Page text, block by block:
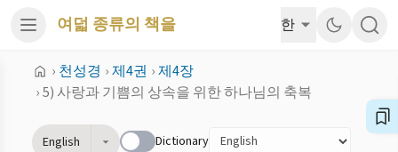
여덟 종류의 책을 한
› 천성경 ›제4권 ›제4장
›5) 사랑과 기쁨의 상속을 위한 하나님의 축복
English Dictionary